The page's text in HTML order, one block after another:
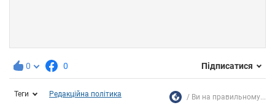
0 0 Підписатися
Теги Редакційна політика Ви на правильному...